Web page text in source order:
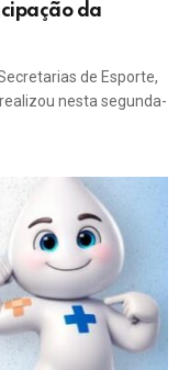
da
de Esporte,
nesta segunda-